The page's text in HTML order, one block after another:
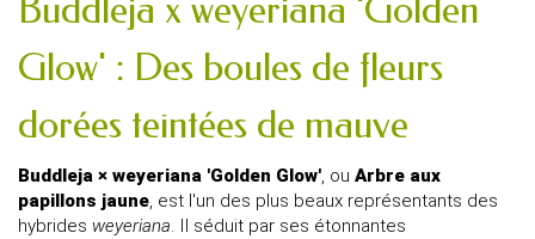
Buddleja x weyeriana 'Golden
Glow' : Des boules de fleurs
dorées teintées de mauve
Buddleja × weyeriana 'Golden Glow', ou Arbre aux
papillons jaune, est l'un des plus beaux représentants des
hybrides weyeriana. Il séduit par ses étonnantes